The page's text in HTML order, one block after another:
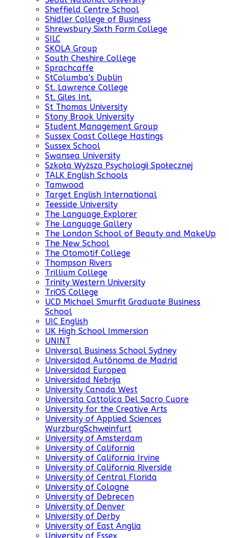
Sheffield Centre School
Shidler College of Business
Shrewsbury Sixth Form College
SILC
SKOLA Group
South Cheshire College
Sprachcaffe
StColumba’s Dublin
St. Lawrence College
St. Giles Int.
St Thomas University
Stony Brook University
Student Management Group
Sussex Coast College Hastings
Sussex School
Swansea University
Szkoła Wyższa Psychologii Społecznej
TALK English Schools
Tamwood
Target English International
Teesside University
The Language Explorer
The Language Gallery
The London School of Beauty and MakeUp
The New School
The Otomotif College
Thompson Rivers
Trillium College
Trinity Western University
TriOS College
UCD Michael Smurfit Graduate Business
School
UIC English
UK High School Immersion
UNINT
Universal Business School Sydney
Universidad Autónoma de Madrid
Universidad Europea
Universidad Nebrija
University Canada West
Universita Cattolica Del Sacro Cuore
University for the Creative Arts
University of Applied Sciences
WurzburgSchweinfurt
University of Amsterdam
University of California
University of California Irvine
University of California Riverside
University of Central Florida
University of Cologne
University of Debrecen
University of Denver
University of Derby
University of East Anglia
University of Essex